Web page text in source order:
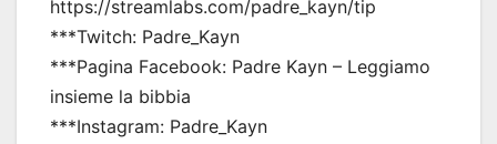
https://streamlabs.com/padre_kayn/tip
***Twitch: Padre_Kayn
***Pagina Facebook: Padre Kayn – Leggiamo
insieme la bibbia
***Instagram: Padre_Kayn